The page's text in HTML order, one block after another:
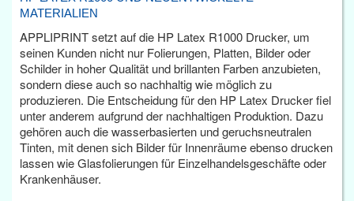
MATERIALIEN
APPLIPRINT setzt auf die HP Latex R1000 Drucker, um
seinen Kunden nicht nur Folierungen, Platten, Bilder oder
Schilder in hoher Qualität und brillanten Farben anzubieten,
sondern diese auch so nachhaltig wie möglich zu
produzieren. Die Entscheidung für den HP Latex Drucker fiel
unter anderem aufgrund der nachhaltigen Produktion. Dazu
gehören auch die wasserbasierten und geruchsneutralen
Tinten, mit denen sich Bilder für Innenräume ebenso drucken
lassen wie Glasfolierungen für Einzelhandelsgeschäfte oder
Krankenhäuser.